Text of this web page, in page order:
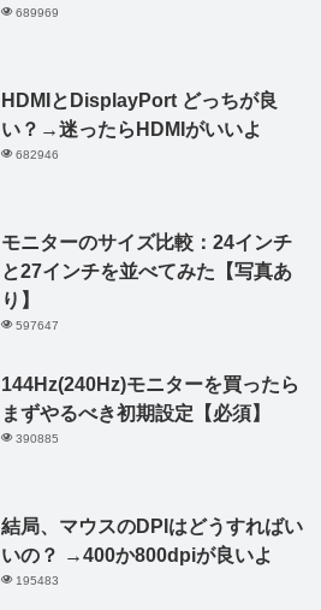
689969
HDMIとDisplayPort どっちが良
い？→迷ったらHDMIがいいよ
682946
モニターのサイズ比較：24インチ
と27インチを並べてみた【写真あ
り】
597647
144Hz(240Hz)モニターを買ったら
まずやるべき初期設定【必須】
390885
結局、マウスのDPIはどうすればい
いの？ →400か800dpiが良いよ
195483